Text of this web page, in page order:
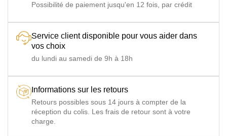
Possibilité de paiement jusqu'en 12 fois, par crédit
Service client disponible pour vous aider dans
vos choix
du lundi au samedi de 9h à 18h
Informations sur les retours
Retours possibles sous 14 jours à compter de la
réception du colis. Les frais de retour sont à votre
charge.